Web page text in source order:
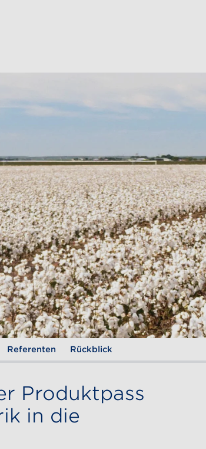
Referenten Rückblick
Produktpass
in die